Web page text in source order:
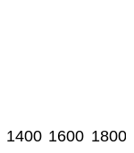
1400 1600 1800